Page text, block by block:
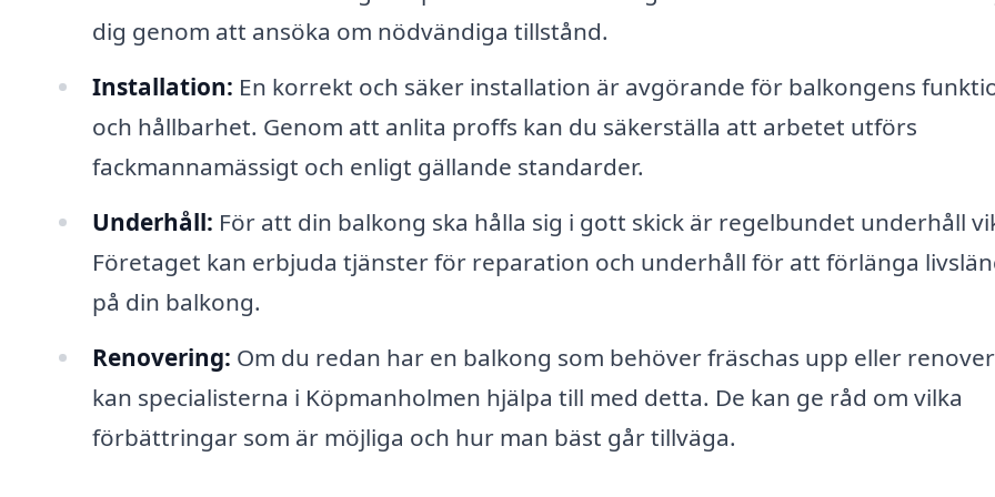
dig genom att ansöka om nödvändiga tillstånd.
Installation: En korrekt och säker installation är avgörande för balkongens
och hållbarhet. Genom att anlita proffs kan du säkerställa att arbetet utförs
fackmannamässigt och enligt gällande standarder.
Underhåll: För att din balkong ska hålla sig i gott skick är regelbundet underhåll
Företaget kan erbjuda tjänster för reparation och underhåll för att förlänga
på din balkong.
Renovering: Om du redan har en balkong som behöver fräschas upp eller
kan specialisterna i Köpmanholmen hjälpa till med detta. De kan ge råd om vilka
förbättringar som är möjliga och hur man bäst går tillväga.